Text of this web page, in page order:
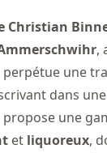
Christian
,
perpétue une
dans
propose une
et liquoreux,